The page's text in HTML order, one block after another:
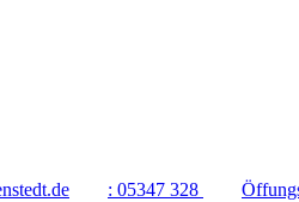
: 05347 328